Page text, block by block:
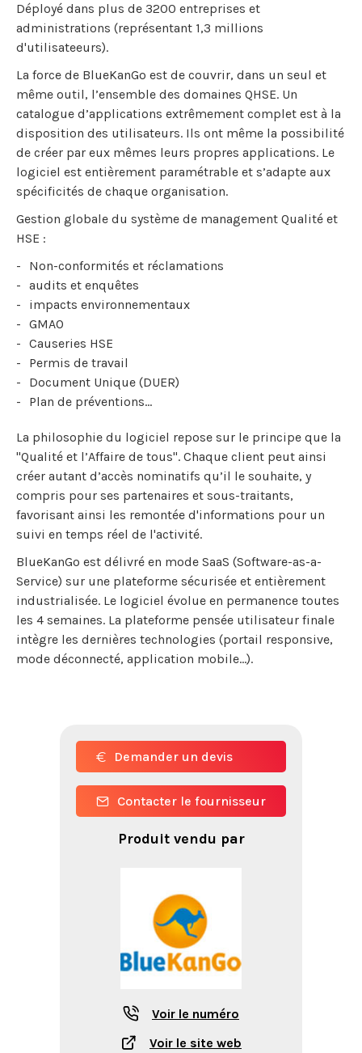
Déployé dans plus de 3200 entreprises et
administrations (représentant 1,3 millions
d'utilisateeurs).
La force de BlueKanGo est de couvrir, dans un seul et
même outil, l’ensemble des domaines QHSE. Un
catalogue d’applications extrêmement complet est à la
disposition des utilisateurs. Ils ont même la possibilité
de créer par eux mêmes leurs propres applications. Le
logiciel est entièrement paramétrable et s’adapte aux
spécificités de chaque organisation.
Gestion globale du système de management Qualité et
HSE :
Non-conformités et réclamations
audits et enquêtes
impacts environnementaux
GMAO
Causeries HSE
Permis de travail
Document Unique (DUER)
Plan de préventions...
La philosophie du logiciel repose sur le principe que la
"Qualité et l’Affaire de tous". Chaque client peut ainsi
créer autant d’accès nominatifs qu’il le souhaite, y
compris pour ses partenaires et sous-traitants,
favorisant ainsi les remontée d'informations pour un
suivi en temps réel de l'activité.
BlueKanGo est délivré en mode SaaS (Software-as-a-
Service) sur une plateforme sécurisée et entièrement
industrialisée. Le logiciel évolue en permanence toutes
les 4 semaines. La plateforme pensée utilisateur finale
intègre les dernières technologies (portail responsive,
mode déconnecté, application mobile…).
Demander un devis
Contacter le fournisseur
Produit vendu par
Voir le numéro
Voir le site web